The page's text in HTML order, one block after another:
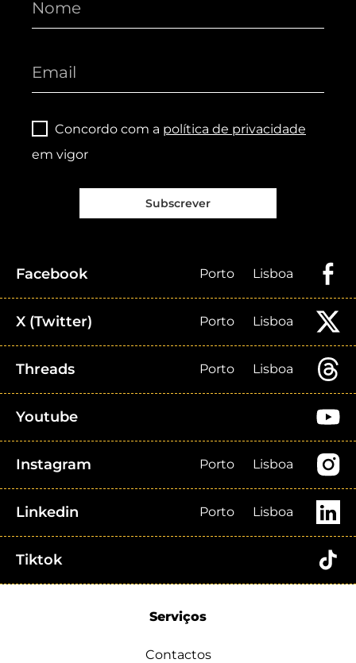
Concordo com a política de privacidade
em vigor
Subscrever
Facebook Porto Lisboa
X (Twitter) Porto Lisboa
Threads Porto Lisboa
Youtube
Instagram Porto Lisboa
Linkedin Porto Lisboa
Tiktok
Serviços
Contactos